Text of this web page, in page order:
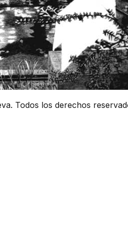
Todos los derechos